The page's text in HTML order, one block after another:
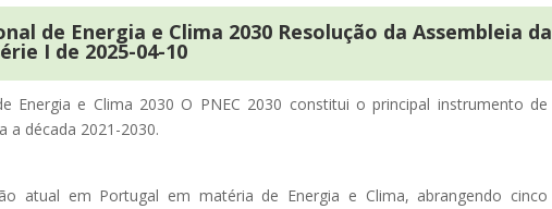
de Energia e Clima 2030 Resolução da Assembleia da
I de 2025-04-10
Energia e Clima 2030 O PNEC 2030 constitui o principal instrumento de
a década 2021-2030.
atual em Portugal em matéria de Energia e Clima, abrangendo cinco